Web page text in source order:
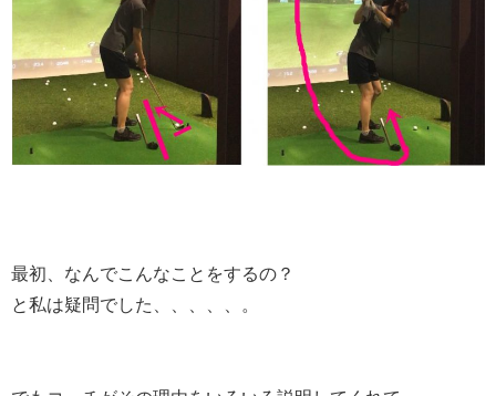
最初、なんでこんなことをするの？
と私は疑問でした、、、、、。